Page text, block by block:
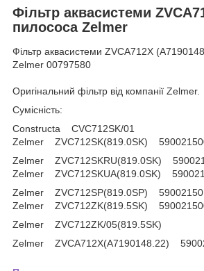
Фільтр аквасистеми
пилососа Zelmer
Фільтр аквасистеми ZVCA712X
Zelmer 00797580
Оригінальний фільтр від компанії Zelmer.
Сумісність:
Constructa CVC712SK/01
Zelmer ZVC712SK(819.0SK)
Zelmer ZVC712SKRU(819.0SK)
Zelmer ZVC712SKUA(819.0SK)
Zelmer ZVC712SP(819.0SP)
Zelmer ZVC712ZK(819.5SK)
Zelmer ZVC712ZK/05(819.5SK)
Zelmer ZVCA712X(A7190148.22)